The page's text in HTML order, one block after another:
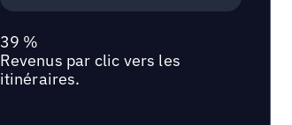
39 %
Revenus par clic vers les
itinéraires.